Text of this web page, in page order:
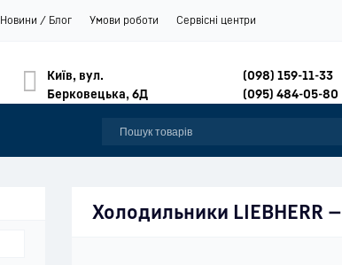
Новини / Блог Умови роботи Сервісні центри
Київ, вул.
Берковецька, 6Д
(098) 159-11-33
(095) 484-05-80
Холодильники LIEBHERR —